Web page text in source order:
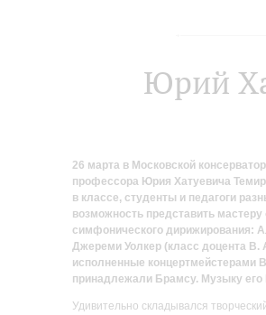
Юрий
26 марта в Московской
профессора Юрия Хатуевича
в классе, студенты и педагоги
возможность представить
симфонического дирижирования:
Джереми Уолкер (класс доцента
исполненные концертмейстерами
принадлежали Брамсу. Музыку
Удивительно складывался